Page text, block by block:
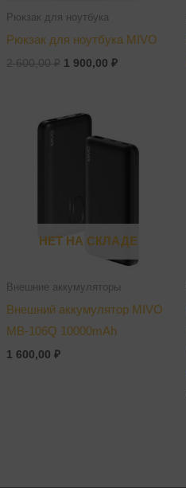
Рюкзак для ноутбука
Рюкзак для ноутбука MIVO
2 600,00₽ 1 900,00₽
НЕТ НА СКЛАДЕ
Внешние аккумуляторы
Внешний аккумулятор MIVO
MB-106Q 10000mAh
1 600,00₽